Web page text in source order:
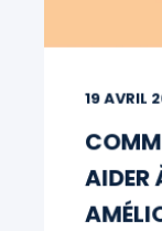
19 AVRIL
AIDER